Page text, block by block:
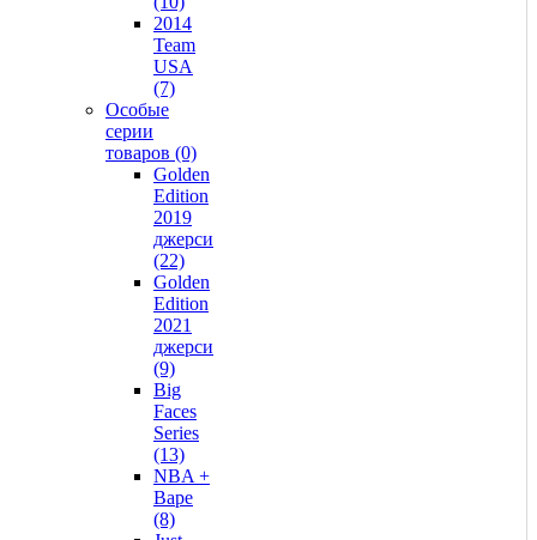
2014
Team
USA
(7)
Особые
серии
товаров (0)
Golden
Edition
2019
джерси
(22)
Golden
Edition
2021
джерси
(9)
Big
Faces
Series
(13)
NBA +
Bape
(8)